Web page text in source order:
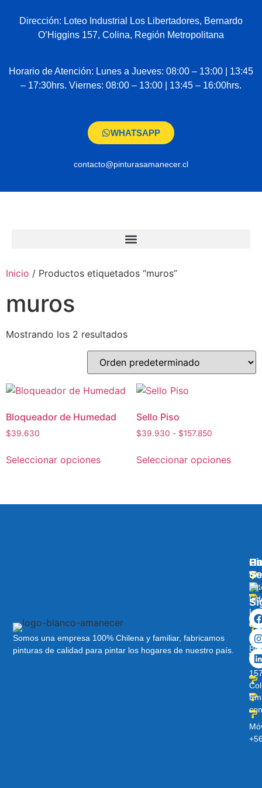
Dirección: Loteo Industrial Los Libertadores, Bernardo
O’Higgins 157, Colina, Región Metropolitana
Horario de Atención: Lunes a Jueves: 08:00 – 13:00 | 13:45
– 17:30hrs. Viernes: 08:00 – 13:00 | 13:45 – 16:00hrs.
WHATSAPP
contacto@pinturasamanecer.cl
Inicio / Productos etiquetados “muros”
muros
Mostrando los 2 resultados
Bloqueador de Humedad
$39.630
Seleccionar opciones
Sello Piso
$39.930 - $157.850
Seleccionar opciones
Somos una empresa 100% Chilena y familiar, fabricamos
pinturas de calidad para pintar los hogares de nuestro país.
Los
Av